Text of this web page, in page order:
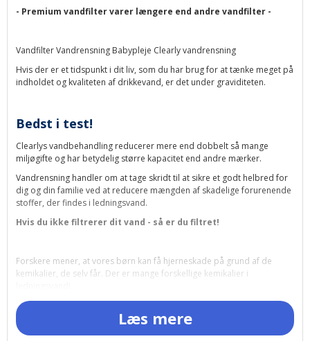
- Premium vandfilter varer længere end andre vandfilter -
Vandfilter Vandrensning Babypleje Clearly vandrensning
Hvis der er et tidspunkt i dit liv, som du har brug for at tænke meget på
indholdet og kvaliteten af ​​drikkevand, er det under graviditeten.
Bedst i test!
Clearlys vandbehandling reducerer mere end dobbelt så mange
miljøgifte og har betydelig større kapacitet end andre mærker.
Vandrensning handler om at tage skridt til at sikre et godt helbred for
dig og din familie ved at reducere mængden af ​​skadelige forurenende
stoffer, der findes i ledningsvand.
Hvis du ikke filtrerer dit vand - så er du filtret!
Forskere mener, at vores børn kan få hjerneskade på grund af de
kemikalier, de selv får. Der er mange forskellige kemikalier i
Hvis vores ledningsvand skal være fri for kemikalier, pesticider,
medikamentrester osv., Er det op til dig at filtrere og rengøre hanen.
Læs mere